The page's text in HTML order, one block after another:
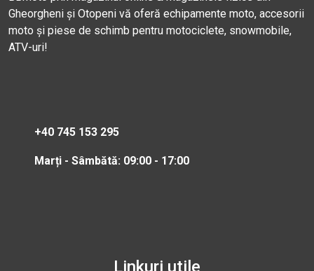
Gheorgheni și Otopeni vă oferă echipamente moto, accesorii
moto și piese de schimb pentru motociclete, snowmobile,
ATV-uri!
+40 745 153 295
Marți - Sâmbătă: 09:00 - 17:00
Linkuri utile